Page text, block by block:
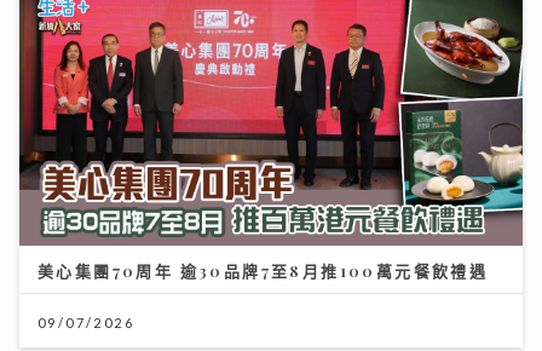
美心集團70周年 逾30品牌7至8月推100萬元餐飲禮遇
09/07/2026